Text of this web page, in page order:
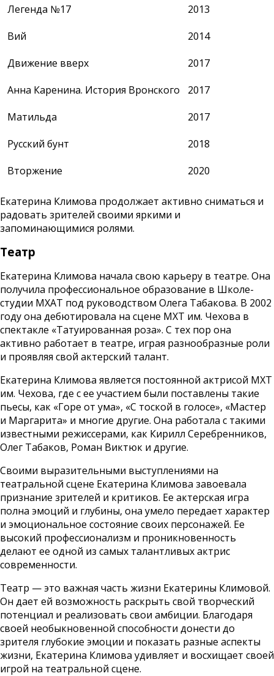
Легенда №17
2013
Вий
2014
Движение вверх
2017
Анна Каренина. История Вронского
2017
Матильда
2017
Русский бунт
2018
Вторжение
2020
Екатерина Климова продолжает активно сниматься и
радовать зрителей своими яркими и
запоминающимися ролями.
Театр
Екатерина Климова начала свою карьеру в театре. Она
получила профессиональное образование в Школе-
студии МХАТ под руководством Олега Табакова. В 2002
году она дебютировала на сцене МХТ им. Чехова в
спектакле «Татуированная роза». С тех пор она
активно работает в театре, играя разнообразные роли
и проявляя свой актерский талант.
Екатерина Климова является постоянной актрисой МХТ
им. Чехова, где с ее участием были поставлены такие
пьесы, как «Горе от ума», «С тоской в голосе», «Мастер
и Маргарита» и многие другие. Она работала с такими
известными режиссерами, как Кирилл Серебренников,
Олег Табаков, Роман Виктюк и другие.
Своими выразительными выступлениями на
театральной сцене Екатерина Климова завоевала
признание зрителей и критиков. Ее актерская игра
полна эмоций и глубины, она умело передает характер
и эмоциональное состояние своих персонажей. Ее
высокий профессионализм и проникновенность
делают ее одной из самых талантливых актрис
современности.
Театр — это важная часть жизни Екатерины Климовой.
Он дает ей возможность раскрыть свой творческий
потенциал и реализовать свои амбиции. Благодаря
своей необыкновенной способности донести до
зрителя глубокие эмоции и показать разные аспекты
жизни, Екатерина Климова удивляет и восхищает своей
игрой на театральной сцене.